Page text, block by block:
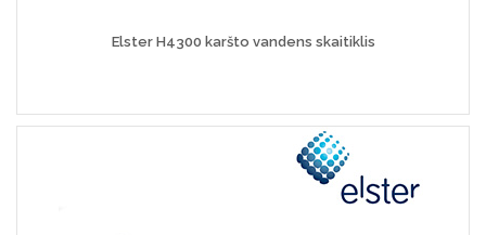
Elster H4300 karšto vandens skaitiklis